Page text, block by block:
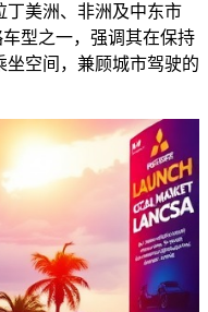
丁美洲、非洲及中东市
型之一，强调其在保持
坐空间，兼顾城市驾驶的